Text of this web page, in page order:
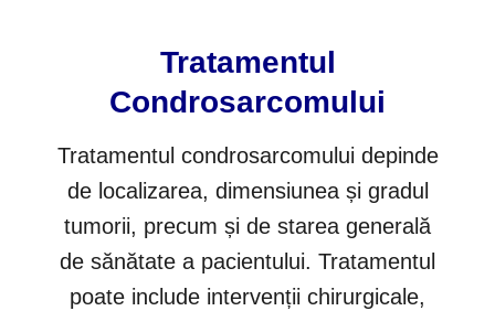
Tratamentul
Condrosarcomului
Tratamentul condrosarcomului depinde
de localizarea, dimensiunea și gradul
tumorii, precum și de starea generală
de sănătate a pacientului. Tratamentul
poate include intervenții chirurgicale,